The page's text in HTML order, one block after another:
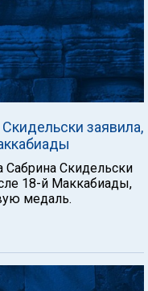
заявила,
Сабрина Скидельски
18-й Маккабиады,
медаль.